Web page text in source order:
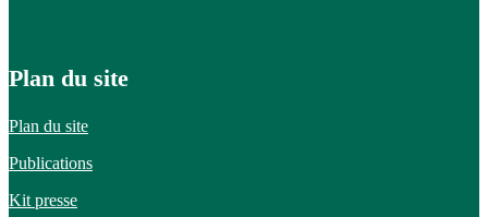
Plan du site
Plan du site
Publications
Kit presse